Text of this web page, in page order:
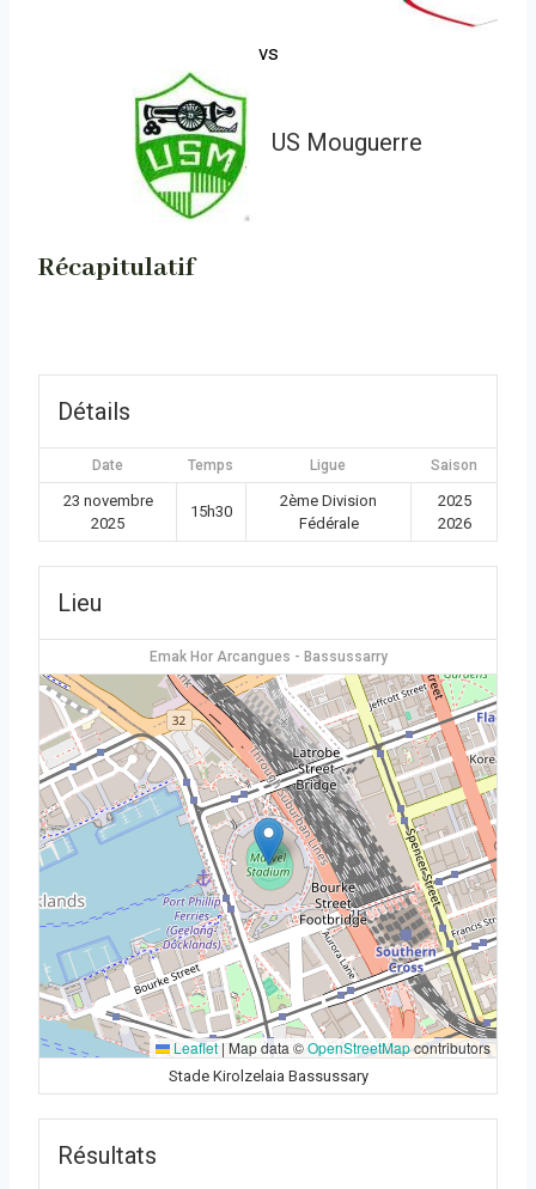
vs
US Mouguerre
Récapitulatif
Détails
Date Temps Ligue Saison
23 novembre
2025
15h30
2ème Division
Fédérale
2025
2026
Lieu
Emak Hor Arcangues - Bassussarry
Leaflet | Map data ©OpenStreetMapcontributors
Stade Kirolzelaia Bassussary
Résultats